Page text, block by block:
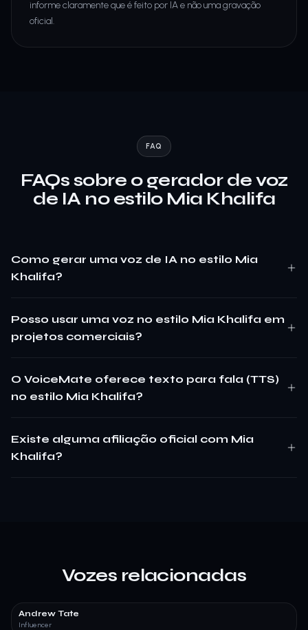
informe claramente que é feito por IA e não uma gravação
oficial.
FAQ
FAQs sobre o gerador de voz
de IA no estilo Mia Khalifa
Como gerar uma voz de IA no estilo Mia
Khalifa?
Posso usar uma voz no estilo Mia Khalifa em
projetos comerciais?
O VoiceMate oferece texto para fala (TTS)
no estilo Mia Khalifa?
Existe alguma afiliação oficial com Mia
Khalifa?
Vozes relacionadas
Andrew Tate
Influencer